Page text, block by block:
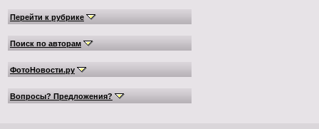
Перейти к рубрике
Поиск по авторам
ФотоНовости.ру
Вопросы? Предложения?